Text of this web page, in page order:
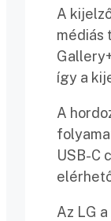
A
médiás
így a
A
USB-C
Az LG